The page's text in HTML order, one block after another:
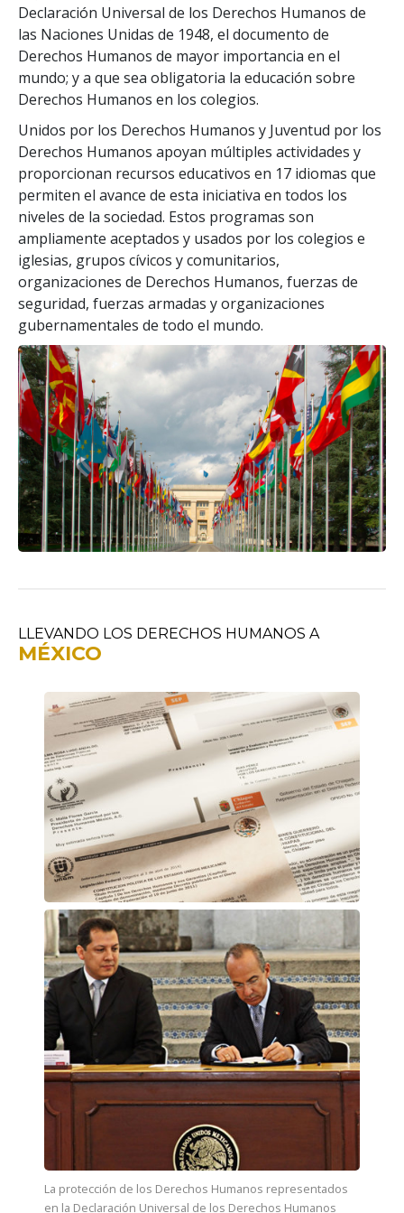
Declaración Universal de los Derechos Humanos de
las Naciones Unidas de 1948, el documento de
Derechos Humanos de mayor importancia en el
mundo; y a que sea obligatoria la educación sobre
Derechos Humanos en los colegios.
Unidos por los Derechos Humanos y Juventud por los
Derechos Humanos apoyan múltiples actividades y
proporcionan recursos educativos en 17 idiomas que
permiten el avance de esta iniciativa en todos los
niveles de la sociedad. Estos programas son
ampliamente aceptados y usados por los colegios e
iglesias, grupos cívicos y comunitarios,
organizaciones de Derechos Humanos, fuerzas de
seguridad, fuerzas armadas y organizaciones
gubernamentales de todo el mundo.
LLEVANDO LOS DERECHOS HUMANOS A
MÉXICO
La protección de los Derechos Humanos representados
en la Declaración Universal de los Derechos Humanos